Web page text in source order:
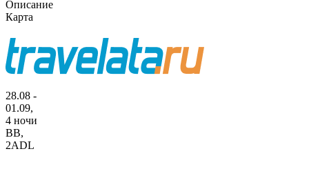
Описание
Карта
28.08 -
01.09,
4 ночи
BB,
2ADL